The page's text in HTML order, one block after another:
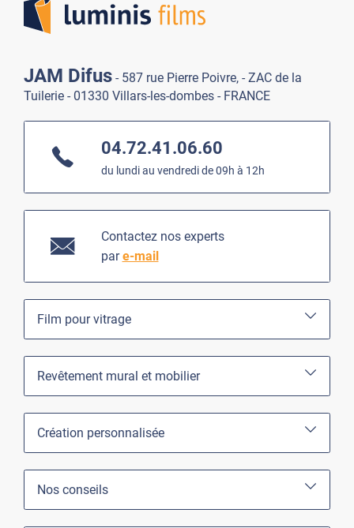
JAM Difus - 587 rue Pierre Poivre, - ZAC de la
Tuilerie - 01330 Villars-les-dombes - FRANCE
04.72.41.06.60
du lundi au vendredi de 09h à 12h
Contactez nos experts
pare-mail
Film pour vitrage
Revêtement mural et mobilier
Création personnalisée
Nos conseils